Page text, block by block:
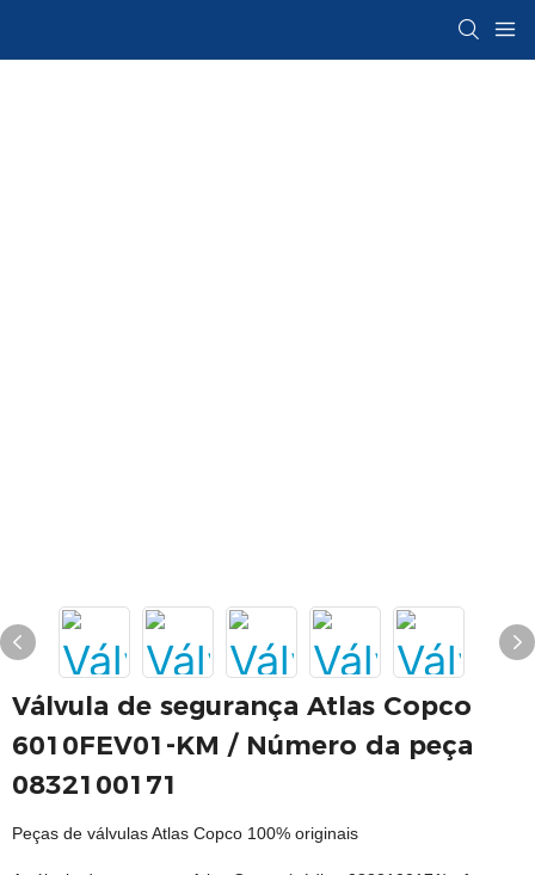
Válvula de segurança Atlas Copco
6010FEV01-KM / Número da peça
0832100171
Peças de válvulas Atlas Copco 100% originais